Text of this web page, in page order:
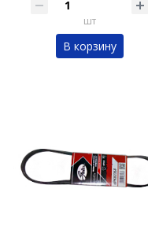
шт
В корзину